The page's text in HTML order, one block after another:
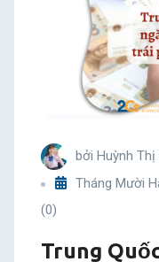
trái
phiếu
bất
bởi Huỳnh
Tháng Mười
(0)
Trung